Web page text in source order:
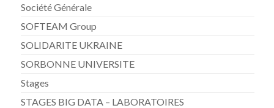
Société Générale
SOFTEAM Group
SOLIDARITE UKRAINE
SORBONNE UNIVERSITE
Stages
STAGES BIG DATA – LABORATOIRES